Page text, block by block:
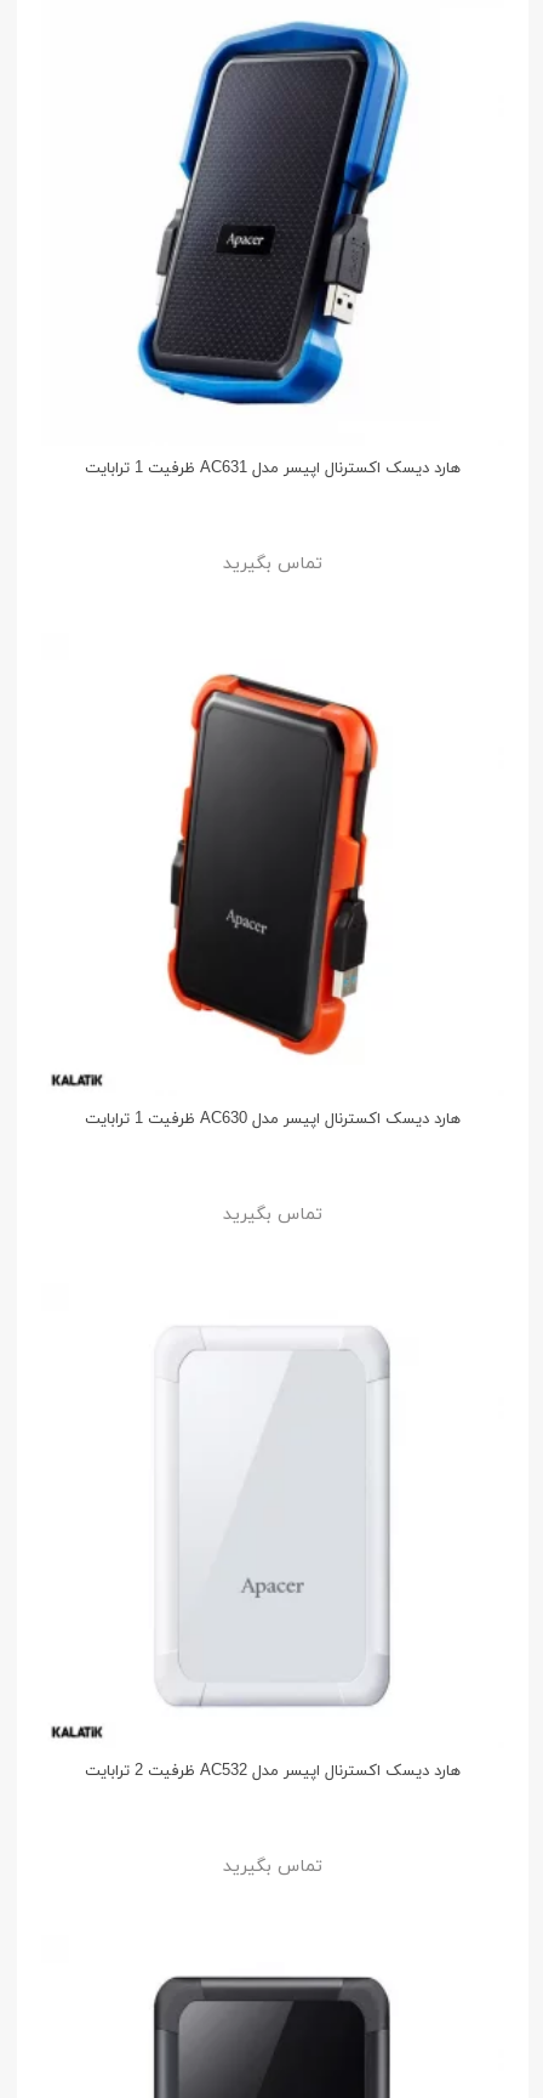
هارد دیسک اکسترنال اپیسر مدل AC631 ظرفیت 1 ترابایت
تماس بگیرید
هارد دیسک اکسترنال اپیسر مدل AC630 ظرفیت 1 ترابایت
تماس بگیرید
هارد دیسک اکسترنال اپیسر مدل AC532 ظرفیت 2 ترابایت
تماس بگیرید